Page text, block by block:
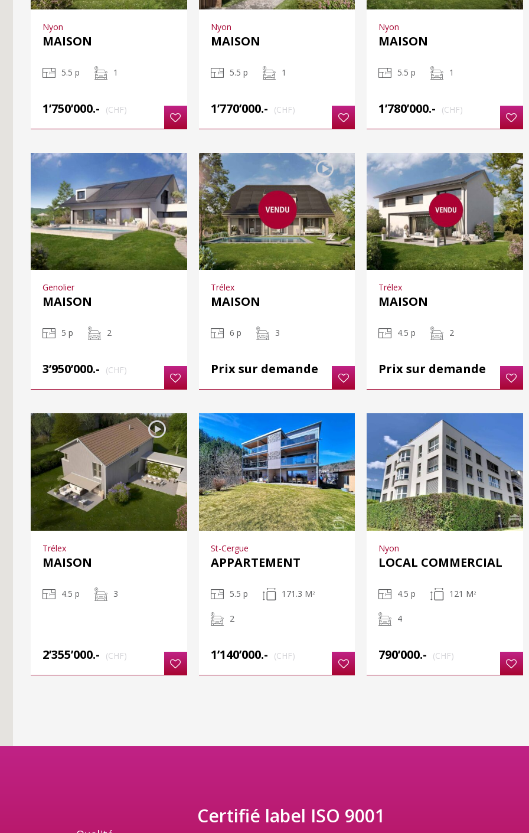
Nyon
MAISON
5.5 p 1
1’750’000.- (CHF)
Nyon
MAISON
5.5 p 1
1’770’000.- (CHF)
Nyon
MAISON
5.5 p 1
1’780’000.- (CHF)
Genolier
MAISON
5 p 2
3’950’000.- (CHF)
Trélex
MAISON
6 p 3
Prix sur demande
Trélex
MAISON
4.5 p 2
Prix sur demande
Trélex
MAISON
4.5 p 3
2’355’000.- (CHF)
St-Cergue
APPARTEMENT
5.5 p 171.3 M 2
2
1’140’000.- (CHF)
Nyon
LOCAL COMMERCIAL
4.5 p 121 M2
4
790’000.- (CHF)
Certifié label ISO 9001